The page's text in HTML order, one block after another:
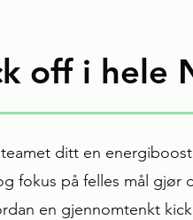
off i hele
ditt en
fokus på felles mål
en gjennomtenkt